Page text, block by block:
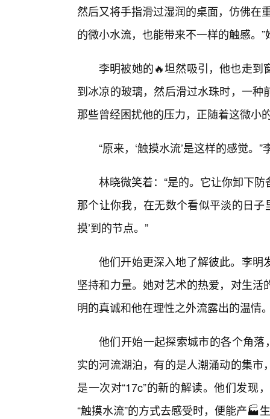
然后又将手指滑过湿润的桌面，仿佛在
的微小水流，也能带来不一样的触感。
李明被她的🔥坦然吸引，他也走到
到冰凉的玻璃，然后滑过水珠时，一
那些曾经困扰他的压力，正随着这微小
“原来，‘触摸水流’是这样的感觉。
林晓微笑着：“是的。它让你卸下
那个让你我，在无数个看似平淡的日子
摸’到的节点。”
他们开始更深入地了解彼此。李明
坚持和力量。她对艺术的热爱，对生
明的真诚和他在理性之外流露出的温情
他们开始一起探索城市的各个角
实的河流湖泊，有的是人潮涌动的集
是一次对“17c”的新的解读。他们发现
“触摸水流”的方式去感受时，便能产🏭